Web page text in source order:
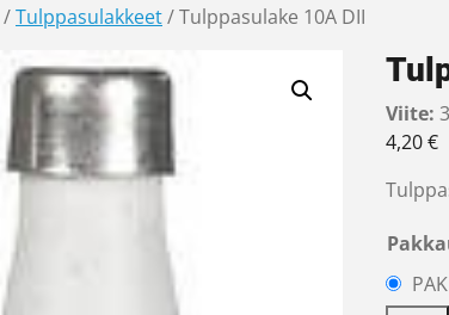
/Tulppasulakkeet/ Tulppasulake 10A DII
Viite:
4,20€